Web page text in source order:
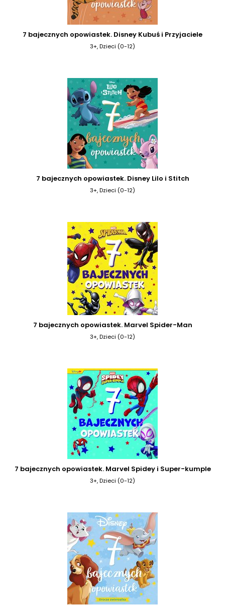
7 bajecznych opowiastek. Disney Kubuś i Przyjaciele
3+, Dzieci (0-12)
7 bajecznych opowiastek. Disney Lilo i Stitch
3+, Dzieci (0-12)
7 bajecznych opowiastek. Marvel Spider-Man
3+, Dzieci (0-12)
7 bajecznych opowiastek. Marvel Spidey i Super-kumple
3+, Dzieci (0-12)